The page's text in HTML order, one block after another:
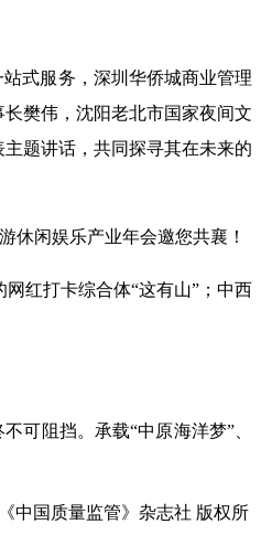
式服务，深圳华侨城商业管理
樊伟，沈阳老北市国家夜间文
题讲话，共同探寻其在未来的
休闲娱乐产业年会邀您共襄！
红打卡综合体“这有山”；中西
可阻挡。承载“中原海洋梦”、
中国质量监管》杂志社 版权所